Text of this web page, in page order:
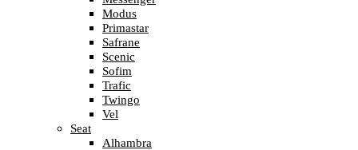
Modus
Primastar
Safrane
Scenic
Sofim
Trafic
Twingo
Vel
Seat
Alhambra